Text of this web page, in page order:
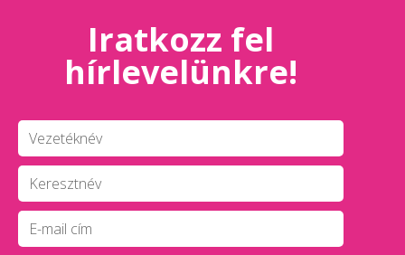
Iratkozz fel
hírlevelünkre!